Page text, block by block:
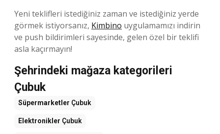
Yeni teklifleri istediğiniz zaman ve istediğiniz yerde
görmek istiyorsanız, Kimbino uygulamamızı indirin
ve push bildirimleri sayesinde, gelen özel bir teklifi
asla kaçırmayın!
Şehrindeki mağaza kategorileri
Çubuk
Süpermarketler Çubuk
Elektronikler Çubuk